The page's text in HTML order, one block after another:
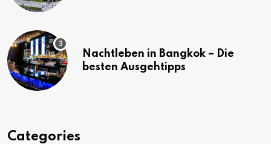
Nachtleben in Bangkok – Die
besten Ausgehtipps
Categories